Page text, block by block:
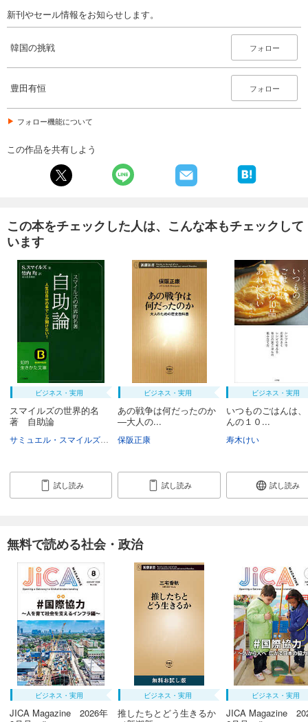
新刊やセール情報をお知らせします。
韓国の挑戦 フォロー
豊田有恒 フォロー
フォロー機能について
この作品を共有しよう
この本をチェックした人は、こんな本もチェックして
います
ビジネス・実用
スマイルズの世界的名
著 自助論
竹内均
試し読み
ビジネス・実用
あの戦争は何だったのか
―大人の...
保阪正康
試し読み
ビジネス・実用
いつものごはんは
んの１０...
寿木けい
試し読み
無料で読める社会・政治
ビジネス・実用
JICA Magazine 2026年
ビジネス・実用
推したちとどう生きるか
ビジネス・実用
JICA Magazine